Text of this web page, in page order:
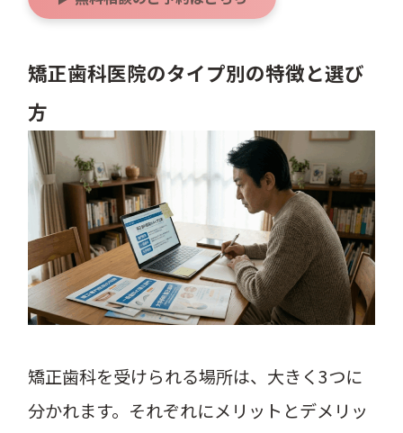
矯正歯科医院のタイプ別の特徴と選び
方
矯正歯科を受けられる場所は、大きく3つに
分かれます。それぞれにメリットとデメリッ